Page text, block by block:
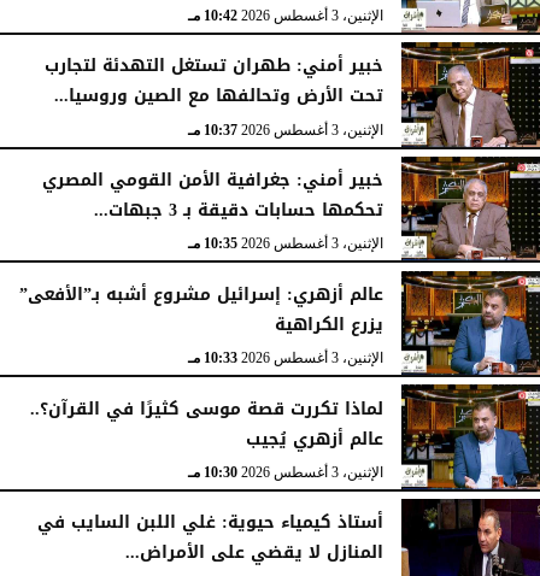
الإثنين، 3 أغسطس 2026 10:42 مـ
خبير أمني: طهران تستغل التهدئة لتجارب
تحت الأرض وتحالفها مع الصين وروسيا...
الإثنين، 3 أغسطس 2026 10:37 مـ
خبير أمني: جغرافية الأمن القومي المصري
تحكمها حسابات دقيقة بـ 3 جبهات...
الإثنين، 3 أغسطس 2026 10:35 مـ
عالم أزهري: إسرائيل مشروع أشبه بـ”الأفعى”
يزرع الكراهية
الإثنين، 3 أغسطس 2026 10:33 مـ
لماذا تكررت قصة موسى كثيرًا في القرآن؟..
عالم أزهري يُجيب
الإثنين، 3 أغسطس 2026 10:30 مـ
أستاذ كيمياء حيوية: غلي اللبن السايب في
المنازل لا يقضي على الأمراض...